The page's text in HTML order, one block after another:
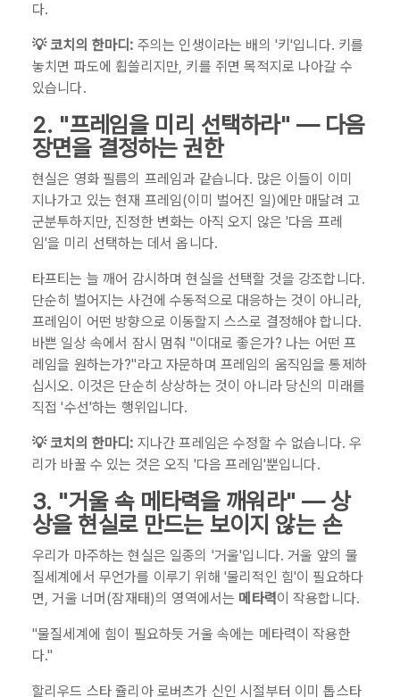
다.
💡 코치의 한마디: 주의는 인생이라는 배의 '키'입니다. 키를
놓치면 파도에 휩쓸리지만, 키를 쥐면 목적지로 나아갈 수
있습니다.
2. "프레임을 미리 선택하라" — 다음
장면을 결정하는 권한
현실은 영화 필름의 프레임과 같습니다. 많은 이들이 이미
지나가고 있는 현재 프레임(이미 벌어진 일)에만 매달려 고
군분투하지만, 진정한 변화는 아직 오지 않은 '다음 프레
임'을 미리 선택하는 데서 옵니다.
타프티는 늘 깨어 감시하며 현실을 선택할 것을 강조합니다.
단순히 벌어지는 사건에 수동적으로 대응하는 것이 아니라,
프레임이 어떤 방향으로 이동할지 스스로 결정해야 합니다.
바쁜 일상 속에서 잠시 멈춰 "이대로 좋은가? 나는 어떤 프
레임을 원하는가?"라고 자문하며 프레임의 움직임을 통제하
십시오. 이것은 단순히 상상하는 것이 아니라 당신의 미래를
직접 '수선'하는 행위입니다.
💡 코치의 한마디: 지나간 프레임은 수정할 수 없습니다. 우
리가 바꿀 수 있는 것은 오직 '다음 프레임'뿐입니다.
3. "거울 속 메타력을 깨워라" — 상
상을 현실로 만드는 보이지 않는 손
우리가 마주하는 현실은 일종의 '거울'입니다. 거울 앞의 물
질세계에서 무언가를 이루기 위해 '물리적인 힘'이 필요하다
면, 거울 너머(잠재태)의 영역에서는 메타력이 작용합니다.
"물질세계에 힘이 필요하듯 거울 속에는 메타력이 작용한
다."
할리우드 스타 쥴리아 로버츠가 신인 시절부터 이미 톱스타